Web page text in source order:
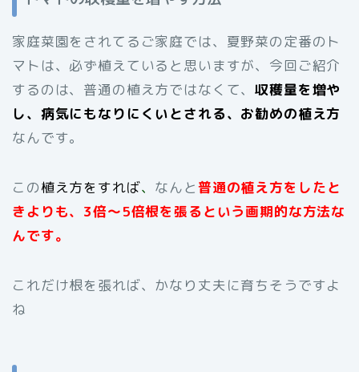
家庭菜園をされてるご家庭では、夏野菜の定番のト
マトは、必ず植えていると思いますが、今回ご紹介
するのは、普通の植え方ではなくて、収穫量を増や
し、病気にもなりにくいとされる、お勧めの植え方
なんです。
この植え方をすれば、 なんと普通の植え方をしたと
きよりも、3倍～5倍根を張るという画期的な方法な
んです。
これだけ根を張れば、かなり丈夫に育ちそうですよ
ね